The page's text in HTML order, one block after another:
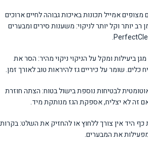
אמייל תכונות באיכות גבוהה לחיים ארוכים
יותר וקל יותר לניקוי: משענות סירים ומבערים
מנח סיר COMFORTCLEAN מגן ביעילות ומקל על הניקוי ניקוי מהיר: הסר את
שומר על כיריים גז להיראות טוב לאורך זמן.
לבטיחות נוספת בישול בטוח: הצתה חוזרת
זה לא יצליח, אספקת הגז מנותקת מיד.
היד אין צורך ללחוץ או להחזיק את השלט: בקרות
מפעילות את המבערים.